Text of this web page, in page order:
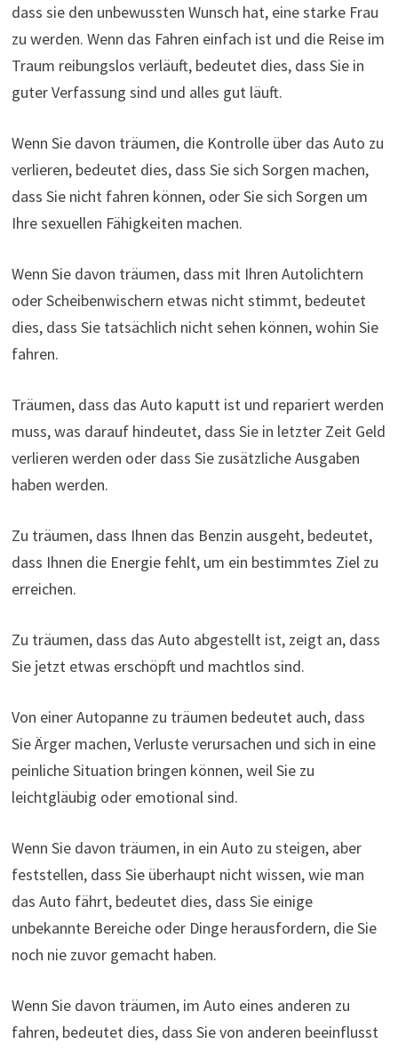
dass sie den unbewussten Wunsch hat, eine starke Frau
zu werden. Wenn das Fahren einfach ist und die Reise im
Traum reibungslos verläuft, bedeutet dies, dass Sie in
guter Verfassung sind und alles gut läuft.
Wenn Sie davon träumen, die Kontrolle über das Auto zu
verlieren, bedeutet dies, dass Sie sich Sorgen machen,
dass Sie nicht fahren können, oder Sie sich Sorgen um
Ihre sexuellen Fähigkeiten machen.
Wenn Sie davon träumen, dass mit Ihren Autolichtern
oder Scheibenwischern etwas nicht stimmt, bedeutet
dies, dass Sie tatsächlich nicht sehen können, wohin Sie
fahren.
Träumen, dass das Auto kaputt ist und repariert werden
muss, was darauf hindeutet, dass Sie in letzter Zeit Geld
verlieren werden oder dass Sie zusätzliche Ausgaben
haben werden.
Zu träumen, dass Ihnen das Benzin ausgeht, bedeutet,
dass Ihnen die Energie fehlt, um ein bestimmtes Ziel zu
erreichen.
Zu träumen, dass das Auto abgestellt ist, zeigt an, dass
Sie jetzt etwas erschöpft und machtlos sind.
Von einer Autopanne zu träumen bedeutet auch, dass
Sie Ärger machen, Verluste verursachen und sich in eine
peinliche Situation bringen können, weil Sie zu
leichtgläubig oder emotional sind.
Wenn Sie davon träumen, in ein Auto zu steigen, aber
feststellen, dass Sie überhaupt nicht wissen, wie man
das Auto fährt, bedeutet dies, dass Sie einige
unbekannte Bereiche oder Dinge herausfordern, die Sie
noch nie zuvor gemacht haben.
Wenn Sie davon träumen, im Auto eines anderen zu
fahren, bedeutet dies, dass Sie von anderen beeinflusst